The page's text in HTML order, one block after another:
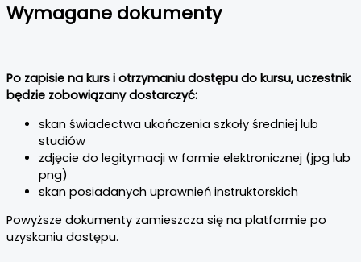
Wymagane dokumenty
Po zapisie na kurs i otrzymaniu dostępu do kursu, uczestnik
będzie zobowiązany dostarczyć:
skan świadectwa ukończenia szkoły średniej lub
studiów
zdjęcie do legitymacji w formie elektronicznej (jpg lub
png)
skan posiadanych uprawnień instruktorskich
Powyższe dokumenty zamieszcza się na platformie po
uzyskaniu dostępu.